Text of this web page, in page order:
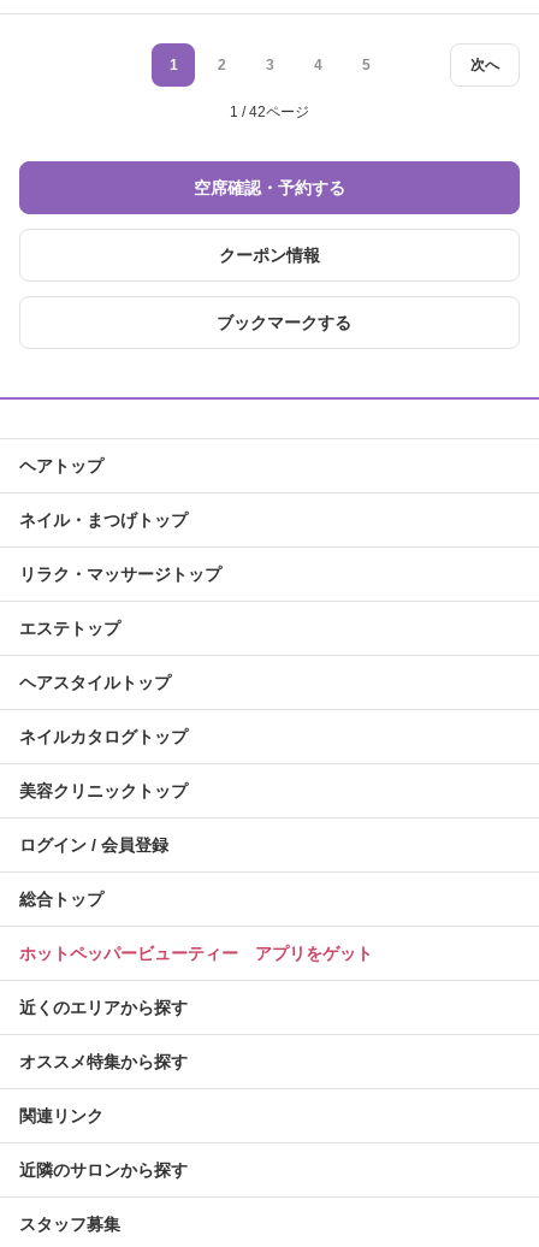
次へ
1 2 3 4 5
1 / 42ページ
空席確認・予約する
クーポン情報
ブックマークする
ヘアトップ
ネイル・まつげトップ
リラク・マッサージトップ
エステトップ
ヘアスタイルトップ
ネイルカタログトップ
美容クリニックトップ
ログイン / 会員登録
総合トップ
ホットペッパービューティー アプリをゲット
近くのエリアから探す
オススメ特集から探す
関連リンク
近隣のサロンから探す
スタッフ募集